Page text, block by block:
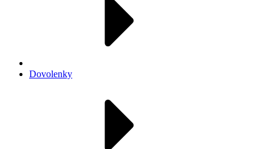
Dovolenky